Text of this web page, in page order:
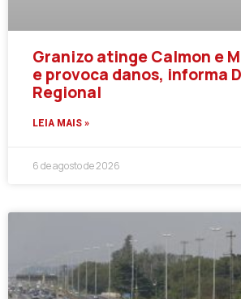
Granizo atinge Calmon e
e provoca danos, informa
Regional
LEIA MAIS »
6 de agosto de 2026